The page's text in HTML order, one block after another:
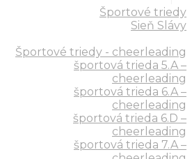
Športové triedy
Sieň Slávy
Športové triedy - cheerleading
športová trieda 5.A –
cheerleading
športová trieda 6.A –
cheerleading
športová trieda 6.D –
cheerleading
športová trieda 7.A –